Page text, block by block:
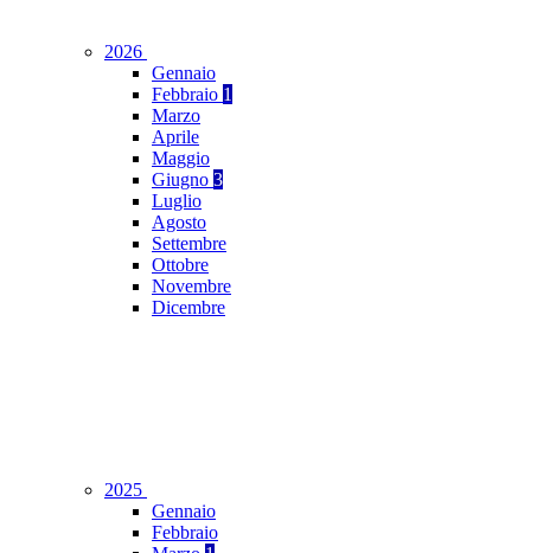
2026
Gennaio
Febbraio 1
Marzo
Aprile
Maggio
Giugno 3
Luglio
Agosto
Settembre
Ottobre
Novembre
Dicembre
2025
Gennaio
Febbraio